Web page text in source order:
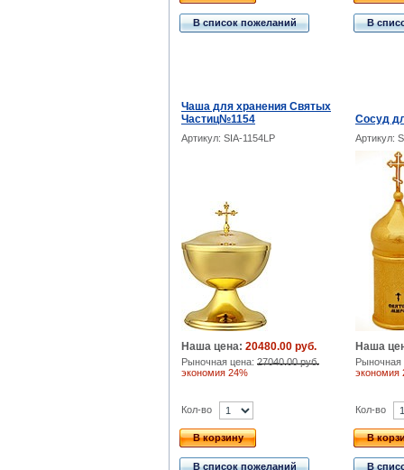
В список пожеланий В
Чаша для хранения Святых
Частиц№1154
Сосуд
Артикул: SIA-1154LP Артикул:
Наша цена: 20480.00 руб.
Рыночная цена: 27040.00 руб.
экономия 24%
Наша
экономия
Кол-во
В корзину
В список пожеланий
Кол-во
В
В